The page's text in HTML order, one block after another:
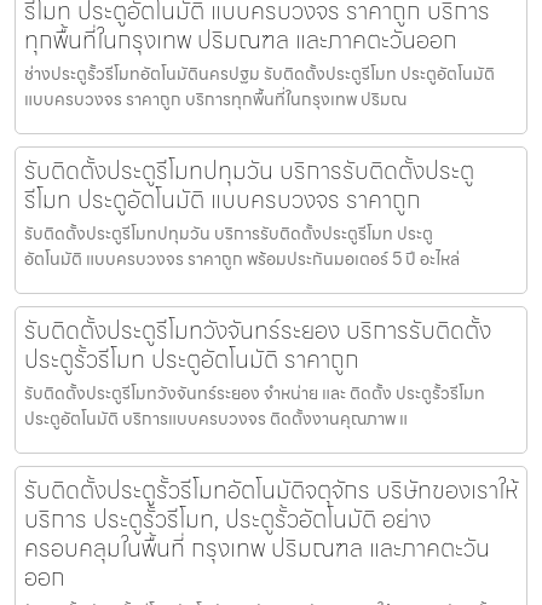
รีโมท ประตูอัตโนมัติ แบบครบวงจร ราคาถูก บริการ
ทุกพื้นที่ในกรุงเทพ ปริมณฑล และภาคตะวันออก
ช่างประตูรั้วรีโมทอัตโนมัตินครปฐม รับติดตั้งประตูรีโมท ประตูอัตโนมัติ
แบบครบวงจร ราคาถูก บริการทุกพื้นที่ในกรุงเทพ ปริมณ
รับติดตั้งประตูรีโมทปทุมวัน บริการรับติดตั้งประตู
รีโมท ประตูอัตโนมัติ แบบครบวงจร ราคาถูก
รับติดตั้งประตูรีโมทปทุมวัน บริการรับติดตั้งประตูรีโมท ประตู
อัตโนมัติ แบบครบวงจร ราคาถูก พร้อมประกันมอเตอร์ 5 ปี อะไหล่
รับติดตั้งประตูรีโมทวังจันทร์ระยอง บริการรับติดตั้ง
ประตูรั้วรีโมท ประตูอัตโนมัติ ราคาถูก
รับติดตั้งประตูรีโมทวังจันทร์ระยอง จำหน่าย และ ติดตั้ง ประตูรั้วรีโมท
ประตูอัตโนมัติ บริการแบบครบวงจร ติดตั้งงานคุณภาพ แ
รับติดตั้งประตูรั้วรีโมทอัตโนมัติจตุจักร บริษัทของเราให้
บริการ ประตูรั้วรีโมท, ประตูรั้วอัตโนมัติ อย่าง
ครอบคลุมในพื้นที่ กรุงเทพ ปริมณฑล และภาคตะวัน
ออก